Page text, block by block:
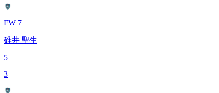
FW 7
碓井 聖生
5
3